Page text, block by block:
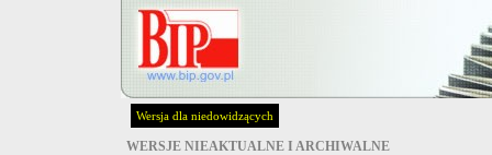
Wersja dla niedowidzących
WERSJE NIEAKTUALNE I ARCHIWALNE